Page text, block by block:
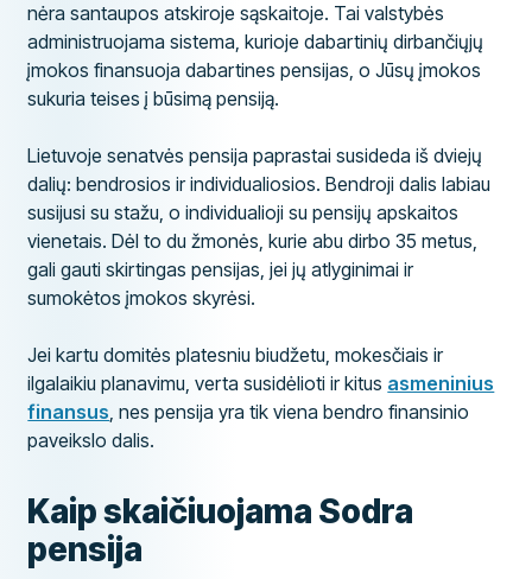
nėra santaupos atskiroje sąskaitoje. Tai valstybės
administruojama sistema, kurioje dabartinių dirbančiųjų
įmokos finansuoja dabartines pensijas, o Jūsų įmokos
sukuria teises į būsimą pensiją.
Lietuvoje senatvės pensija paprastai susideda iš dviejų
dalių: bendrosios ir individualiosios. Bendroji dalis labiau
susijusi su stažu, o individualioji su pensijų apskaitos
vienetais. Dėl to du žmonės, kurie abu dirbo 35 metus,
gali gauti skirtingas pensijas, jei jų atlyginimai ir
sumokėtos įmokos skyrėsi.
Jei kartu domitės platesniu biudžetu, mokesčiais ir
ilgalaikiu planavimu, verta susidėlioti ir kitus asmeninius
finansus, nes pensija yra tik viena bendro finansinio
paveikslo dalis.
Kaip skaičiuojama Sodra
pensija